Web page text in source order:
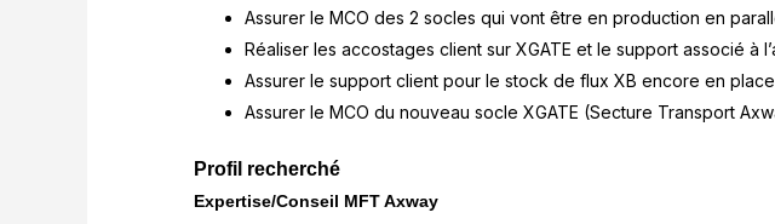
Assurer le MCO des 2 socles qui vont être en production en
Réaliser les accostages client sur XGATE et le support associé à
Assurer le support client pour le stock de flux XB encore en place
Assurer le MCO du nouveau socle XGATE (Secture Transport
Profil recherché
Expertise/Conseil MFT Axway